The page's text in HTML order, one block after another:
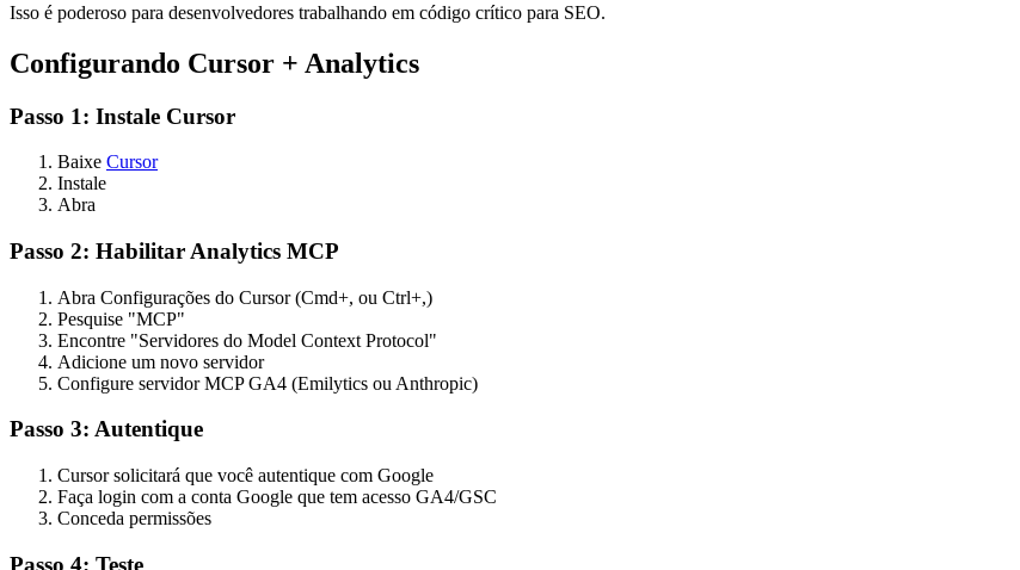
Isso é poderoso para desenvolvedores trabalhando em código crítico para SEO.
Configurando Cursor + Analytics
Passo 1: Instale Cursor
Baixe Cursor
Instale
Abra
Passo 2: Habilitar Analytics MCP
Abra Configurações do Cursor (Cmd+, ou Ctrl+,)
Pesquise "MCP"
Encontre "Servidores do Model Context Protocol"
Adicione um novo servidor
Configure servidor MCP GA4 (Emilytics ou Anthropic)
Passo 3: Autentique
Cursor solicitará que você autentique com Google
Faça login com a conta Google que tem acesso GA4/GSC
Conceda permissões
Passo 4: Teste